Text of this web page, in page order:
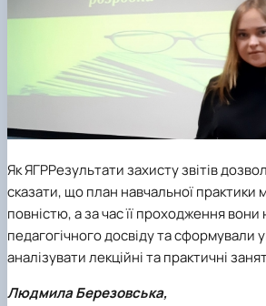
Як ЯГРРезультатизахисту звітів
сказати, що план навчальної практики
повністю, а за час її проходження
педагогічного досвіду та сформували
аналізувати лекційні та практичні
Людмила Березовська,